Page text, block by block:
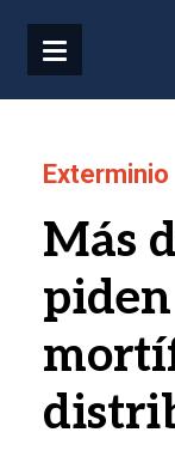
Exterminio
Más